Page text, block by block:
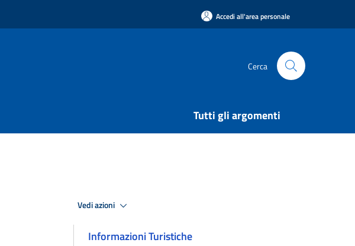
Accedi all'area personale
Cerca
Tutti gli argomenti
Vedi azioni
Informazioni Turistiche